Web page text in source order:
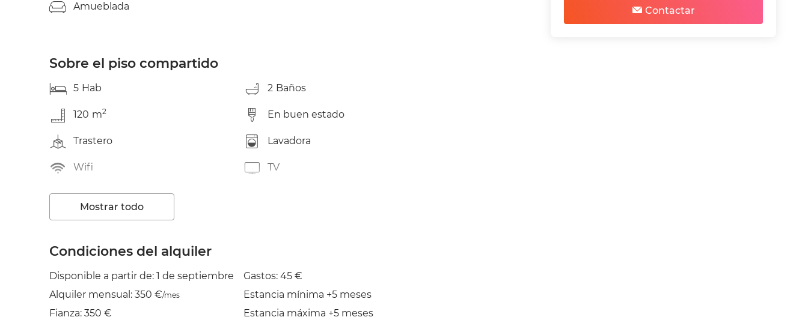
Amueblada
Sobre el piso compartido
5 Hab 2 Baños
120 m2 En buen estado
Trastero Lavadora
Wifi TV
Jardín/Terraza
Tendedero
Mostrar todo
Condiciones del alquiler
Disponible a partir de: 1 de septiembre
Alquiler mensual: 350 €/mes
Fianza: 350 €
Gastos: 45 €
Estancia mínima +5 meses
Estancia máxima +5 meses
Contactar